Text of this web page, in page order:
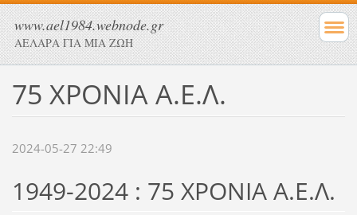
www.ael1984.webnode.gr
ΑΕΛΑΡΑ ΓΙΑ ΜΙΑ ΖΩΗ
75 ΧΡΟΝΙΑ Α.Ε.Λ.
2024-05-27 22:49
1949-2024 : 75 ΧΡΟΝΙΑ Α.Ε.Λ.